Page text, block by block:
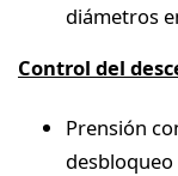
diámetros
Control del
Prensión
desbloqueo